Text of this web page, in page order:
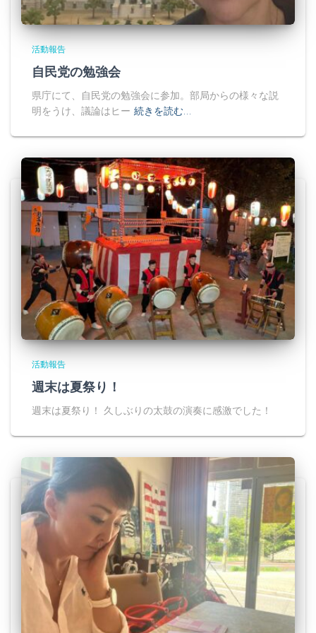
活動報告
自民党の勉強会
県庁にて、自民党の勉強会に参加。部局からの様々な説
明をうけ、議論はヒー 続きを読む…
活動報告
週末は夏祭り！
週末は夏祭り！ 久しぶりの太鼓の演奏に感激でした！